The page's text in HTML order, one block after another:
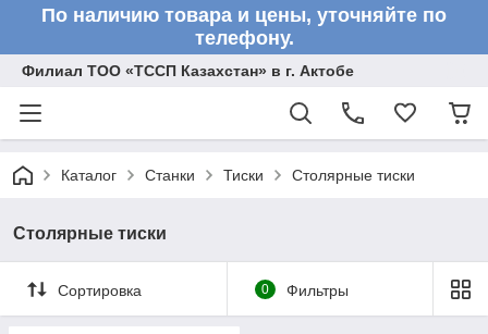
По наличию товара и цены, уточняйте по
телефону.
Филиал ТОО «ТССП Казахстан» в г. Актобе
Каталог Станки Тиски Столярные тиски
Столярные тиски
Сортировка 0 Фильтры